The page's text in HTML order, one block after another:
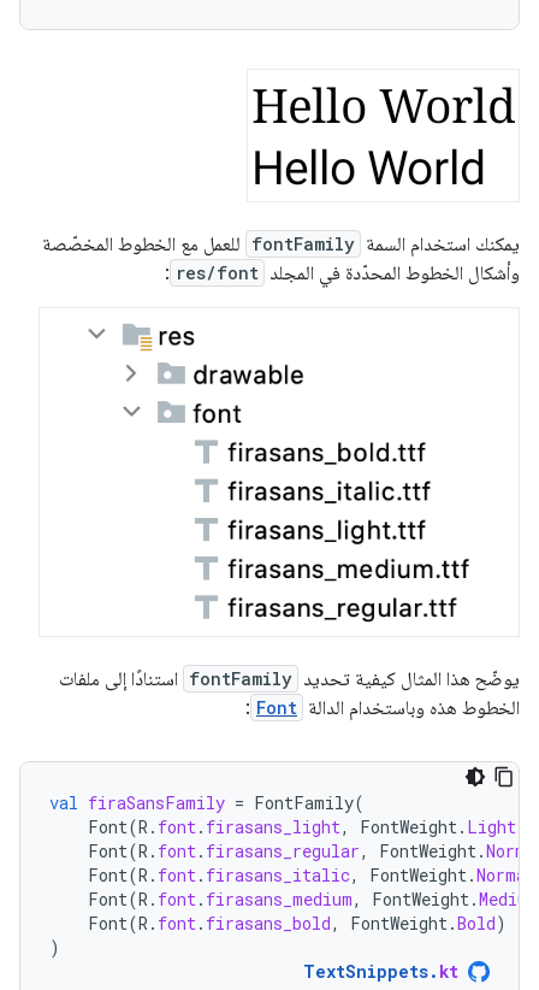
يمكنك استخدام السمة fontFamily للعمل مع الخطوط المخصّصة
وأشكال الخطوط المحدّدة في المجلد res/font
:
يوضّح هذا المثال كيفية تحديد fontFamily استنادًا إلى ملفات
الخطوط هذه وباستخدام الدالة Font
:
val firaSansFamily = FontFamily(
Font(R . font. firasans_light, FontWeight. Light
Font(R . font. firasans_regular, FontWeight.
Font(R . font. firasans_italic, FontWeight.Normal
Font(R . font. firasans_medium, FontWeight.Medium
Font(R . font. firasans_bold, FontWeight.Bold)
)
TextSnippets. kt